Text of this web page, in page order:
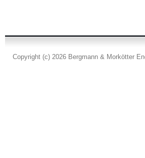
Copyright (c) 2026 Bergmann & Morkötter